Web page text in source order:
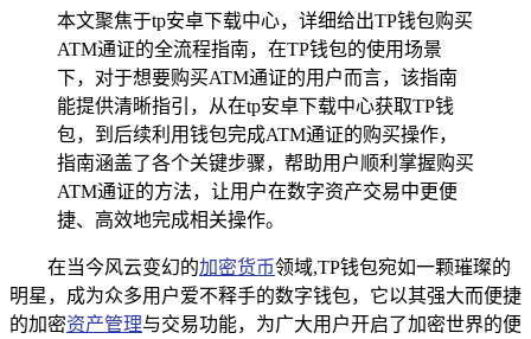
本文聚焦于tp安卓下载中心，详细给出TP钱包购买
ATM通证的全流程指南，在TP钱包的使用场景
下，对于想要购买ATM通证的用户而言，该指南
能提供清晰指引，从在tp安卓下载中心获取TP钱
包，到后续利用钱包完成ATM通证的购买操作，
指南涵盖了各个关键步骤，帮助用户顺利掌握购买
ATM通证的方法，让用户在数字资产交易中更便
捷、高效地完成相关操作。
在当今风云变幻的加密货币领域,TP钱包宛如一颗璀璨的
明星，成为众多用户爱不释手的数字钱包，它以其强大而便捷
的加密资产管理与交易功能，为广大用户开启了加密世界的便